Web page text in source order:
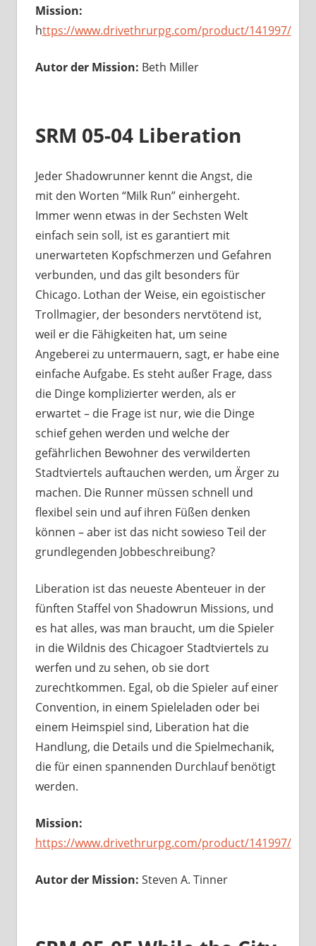
Mission:
https://www.drivethrurpg.com/product/141997/
Autor der Mission: Beth Miller
SRM 05-04 Liberation
Jeder Shadowrunner kennt die Angst, die
mit den Worten “Milk Run” einhergeht.
Immer wenn etwas in der Sechsten Welt
einfach sein soll, ist es garantiert mit
unerwarteten Kopfschmerzen und Gefahren
verbunden, und das gilt besonders für
Chicago. Lothan der Weise, ein egoistischer
Trollmagier, der besonders nervtötend ist,
weil er die Fähigkeiten hat, um seine
Angeberei zu untermauern, sagt, er habe eine
einfache Aufgabe. Es steht außer Frage, dass
die Dinge komplizierter werden, als er
erwartet – die Frage ist nur, wie die Dinge
schief gehen werden und welche der
gefährlichen Bewohner des verwilderten
Stadtviertels auftauchen werden, um Ärger zu
machen. Die Runner müssen schnell und
flexibel sein und auf ihren Füßen denken
können – aber ist das nicht sowieso Teil der
grundlegenden Jobbeschreibung?
Liberation ist das neueste Abenteuer in der
fünften Staffel von Shadowrun Missions, und
es hat alles, was man braucht, um die Spieler
in die Wildnis des Chicagoer Stadtviertels zu
werfen und zu sehen, ob sie dort
zurechtkommen. Egal, ob die Spieler auf einer
Convention, in einem Spieleladen oder bei
einem Heimspiel sind, Liberation hat die
Handlung, die Details und die Spielmechanik,
die für einen spannenden Durchlauf benötigt
werden.
Mission:
https://www.drivethrurpg.com/product/141997/
Autor der Mission: Steven A. Tinner